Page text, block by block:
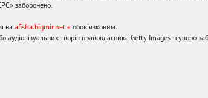
заборонено.
на afisha.bigmir.net є обов'язковим.
творів правовласника Getty Images - суворо